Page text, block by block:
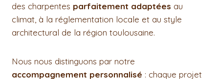
des charpentes parfaitement adaptées au
climat, à la réglementation locale et au style
architectural de la région toulousaine.
Nous nous distinguons par notre
accompagnement personnalisé : chaque projet